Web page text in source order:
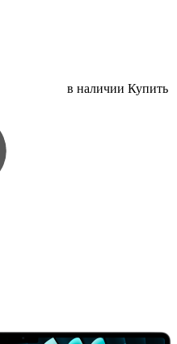
в наличии Купить